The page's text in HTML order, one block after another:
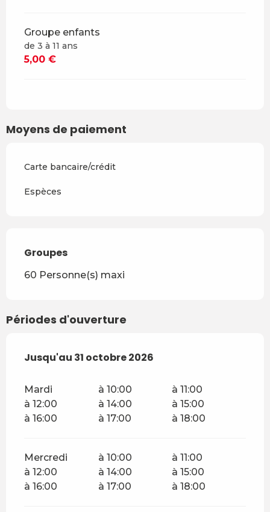
Groupe enfants
de 3 à 11 ans
5,00 €
Moyens de paiement
Carte bancaire/crédit
Espèces
Groupes
Groupes
60 Personne(s) maxi
Périodes d'ouverture
Du12 mai 2026au31 octobre 2026
Jusqu'au 31 octobre 2026
Mardi à 10:00
à 11:00
à 12:00
à 14:00
à 15:00
à 16:00
à 17:00 à 18:00
Mercredi à 10:00
à 11:00
à 12:00
à 14:00
à 15:00
à 16:00
à 17:00 à 18:00